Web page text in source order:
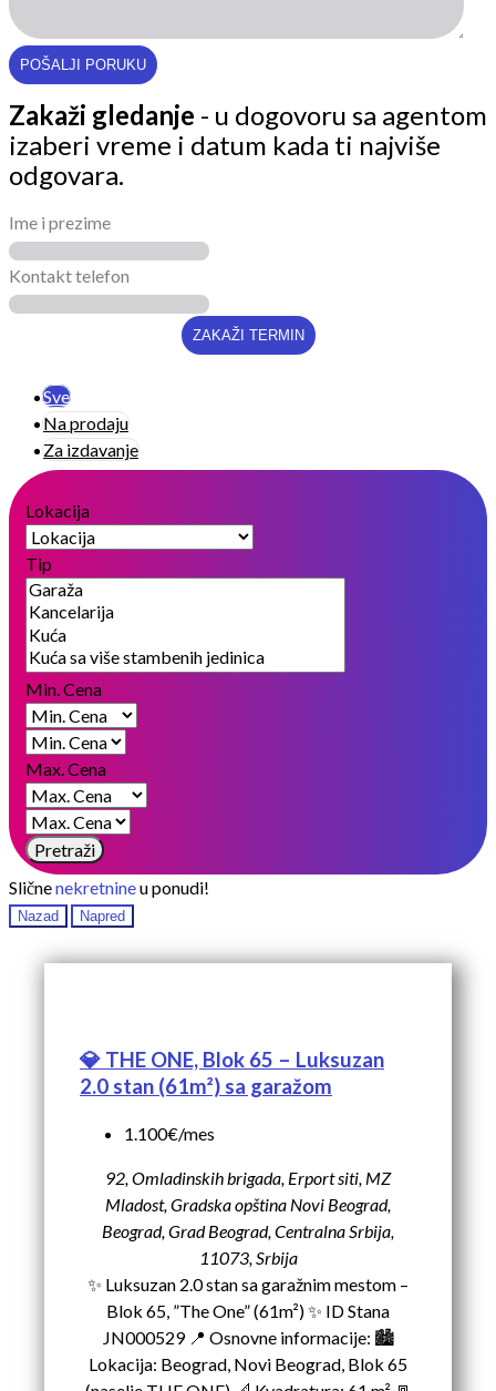
Zakaži gledanje - u dogovoru sa agentom
izaberi vreme i datum kada ti najviše
odgovara.
Ime i prezime
Kontakt telefon
Sve
Na prodaju
Za izdavanje
Lokacija
Tip
Min. Cena
Max. Cena
Pretraži
Sličnenekretnineu ponudi!
Nazad Napred
💎 THE ONE, Blok 65 – Luksuzan
2.0 stan (61m²) sa garažom
1.100€/mes
92, Omladinskih brigada, Erport siti, MZ
Mladost, Gradska opština Novi Beograd,
Beograd, Grad Beograd, Centralna Srbija,
11073, Srbija
✨ Luksuzan 2.0 stan sa garažnim mestom –
Blok 65, ”The One” (61m²) ✨ ID Stana
JN000529 📍 Osnovne informacije: 🏙️
Lokacija: Beograd, Novi Beograd, Blok 65